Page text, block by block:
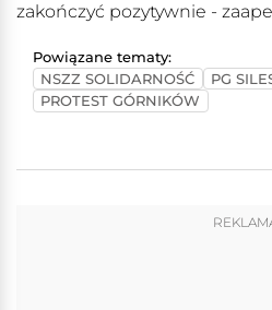
zakończyć pozytywnie -
Powiązane tematy:
NSZZ SOLIDARNOŚĆ
PG
PROTEST GÓRNIKÓW